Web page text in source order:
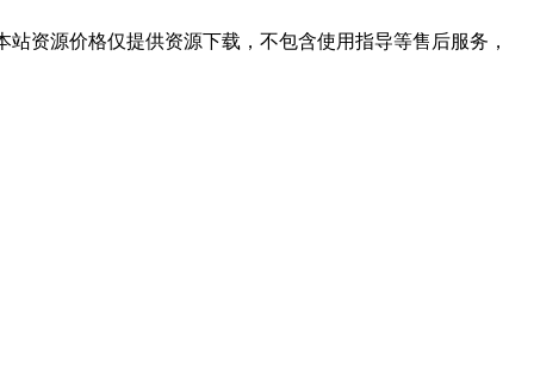
资源价格仅提供资源下载，不包含使用指导等售后服务，